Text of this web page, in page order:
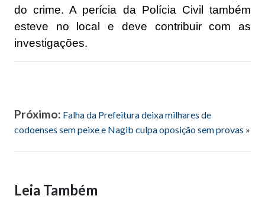
do crime. A perícia da Polícia Civil também
esteve no local e deve contribuir com as
investigações.
Próximo: Falha da Prefeitura deixa milhares de
codoenses sem peixe e Nagib culpa oposição sem provas »
Leia Também